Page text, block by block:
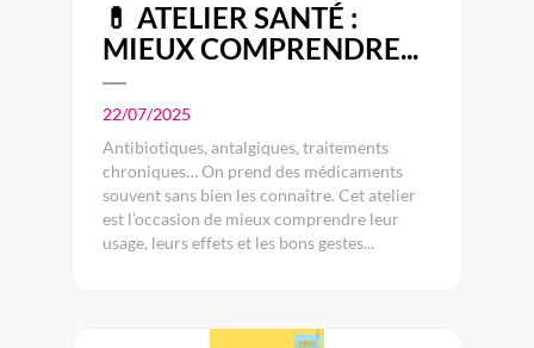
💊 ATELIER SANTÉ :
MIEUX COMPRENDRE...
22/07/2025
Antibiotiques, antalgiques, traitements
chroniques… On prend des médicaments
souvent sans bien les connaître. Cet atelier
est l’occasion de mieux comprendre leur
usage, leurs effets et les bons gestes...